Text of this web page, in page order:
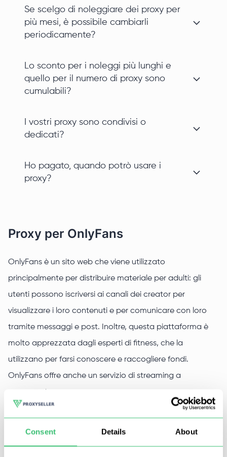
Consent Details About
Se scelgo di noleggiare dei proxy per
più mesi, è possibile cambiarli
periodicamente?
Lo sconto per i noleggi più lunghi e
quello per il numero di proxy sono
cumulabili?
I vostri proxy sono condivisi o
dedicati?
Ho pagato, quando potrò usare i
proxy?
Proxy per OnlyFans
OnlyFans è un sito web che viene utilizzato
principalmente per distribuire materiale per adulti: gli
utenti possono iscriversi ai canali dei creator per
visualizzare i loro contenuti e per comunicare con loro
tramite messaggi e post. Inoltre, questa piattaforma è
molto apprezzata dagli esperti di fitness, che la
utilizzano per farsi conoscere e raccogliere fondi.
OnlyFans offre anche un servizio di streaming a
pagamento.
Perché utilizzare un proxy per
OnlyFans